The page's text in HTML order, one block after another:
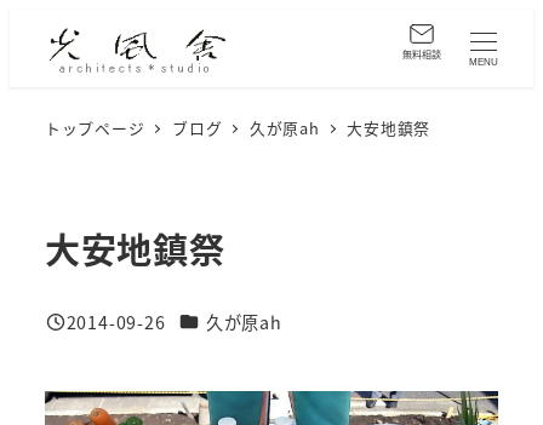
MENU
トップページ ブログ 久が原ah 大安地鎮祭
大安地鎮祭
投稿日
2014-09-26 カテゴリー
久が原ah
無料相談